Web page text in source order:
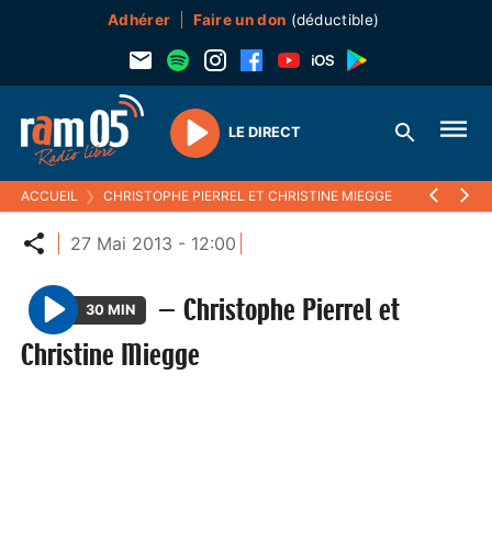
Adhérer Faire un don (déductible)
Play
LE DIRECT
ACCUEIL ❯ CHRISTOPHE PIERREL ET CHRISTINE MIEGGE
Partager
27 Mai 2013 - 12:00
P
l
30 MIN — Christophe Pierrel et
Christine Miegge